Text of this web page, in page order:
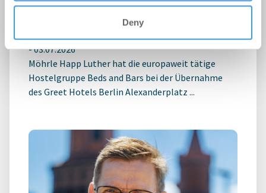
Deny
and Bars bei Hotelübernahme am
-03.07.2026
Möhrle Happ Luther hat die europaweit tätige
Hostelgruppe Beds and Bars bei der Übernahme
des Greet Hotels Berlin Alexanderplatz ...